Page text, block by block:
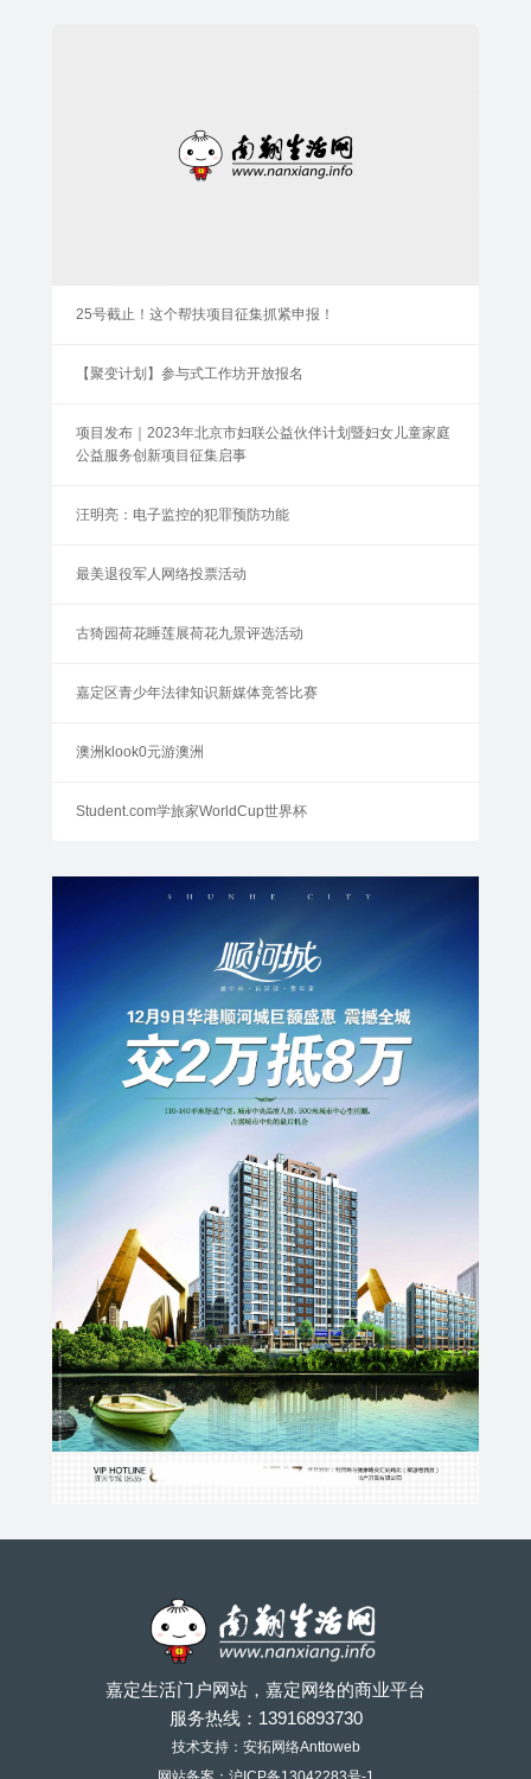
25号截止！这个帮扶项目征集抓紧申报！
【聚变计划】参与式工作坊开放报名
项目发布｜2023年北京市妇联公益伙伴计划暨妇女儿童家庭
公益服务创新项目征集启事
汪明亮：电子监控的犯罪预防功能
最美退役军人网络投票活动
古猗园荷花睡莲展荷花九景评选活动
嘉定区青少年法律知识新媒体竞答比赛
澳洲klook0元游澳洲
Student.com学旅家WorldCup世界杯
嘉定生活门户网站，嘉定网络的商业平台
服务热线： 13916893730
技术支持：安拓网络Anttoweb